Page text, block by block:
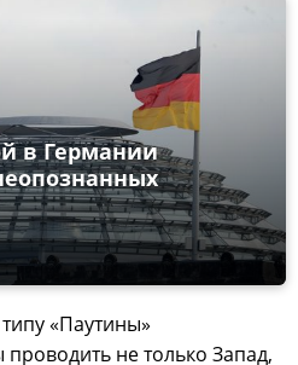
в Германии
«Паутины»
не только Запад,